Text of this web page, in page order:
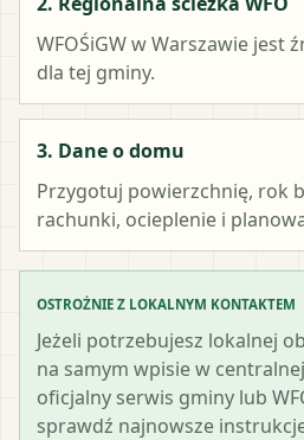
WFOŚiGW w Warszawie jest
dla tej gminy.
3. Dane o domu
Przygotuj powierzchnię, rok
rachunki, ocieplenie i
OSTROŻNIE Z LOKALNYM KONTAKTEM
Jeżeli potrzebujesz lokalnej
na samym wpisie w
oficjalny serwis gminy lub
sprawdź najnowsze